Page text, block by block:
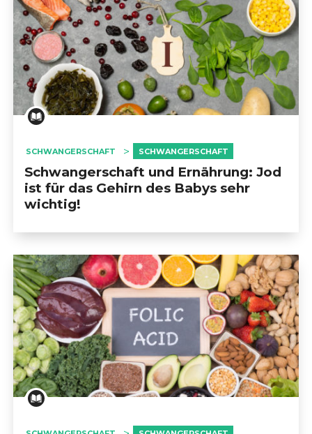
SCHWANGERSCHAFT SCHWANGERSCHAFT
Schwangerschaft und Ernährung: Jod
ist für das Gehirn des Babys sehr
wichtig!